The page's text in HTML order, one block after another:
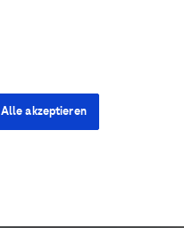
Alle akzeptieren